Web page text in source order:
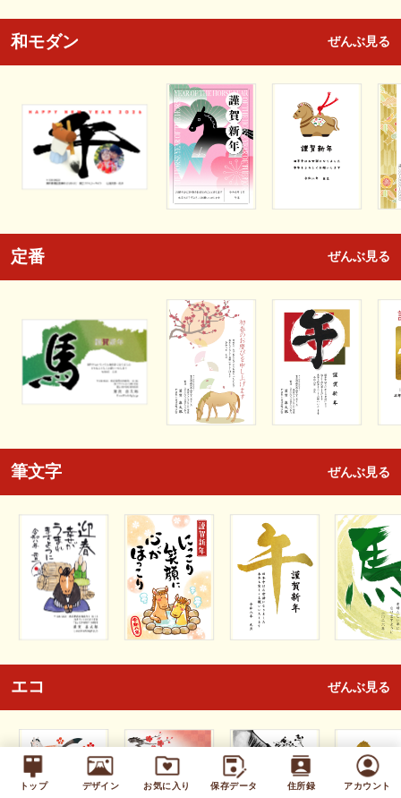
トップ デザイン お気に入り 保存データ 住所録 アカウント
和モダン ぜんぶ見る
定番 ぜんぶ見る
筆文字 ぜんぶ見る
エコ ぜんぶ見る